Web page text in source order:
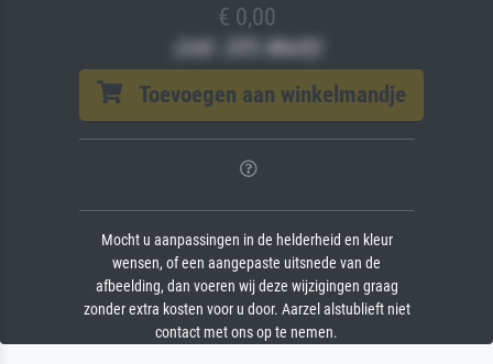
€ 0,00
(inkl. 20% MwSt)
Toevoegen aan winkelmandje
Mocht u aanpassingen in de helderheid en kleur
wensen, of een aangepaste uitsnede van de
afbeelding, dan voeren wij deze wijzigingen graag
zonder extra kosten voor u door. Aarzel alstublieft niet
contact met ons op te nemen.